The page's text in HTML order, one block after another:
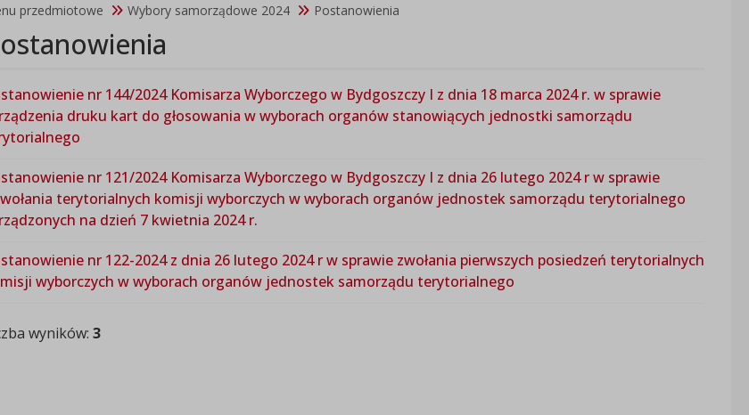
przedmiotowe Wybory samorządowe 2024 Postanowienia
nr 144/2024 Komisarza Wyborczego w Bydgoszczy I z dnia 18 marca 2024 r. w sprawie
druku kart do głosowania w wyborach organów stanowiących jednostki samorządu
nr 121/2024 Komisarza Wyborczego w Bydgoszczy I z dnia 26 lutego 2024 r w sprawie
terytorialnych komisji wyborczych w wyborach organów jednostek samorządu terytorialnego
na dzień 7 kwietnia 2024 r.
nr 122-2024 z dnia 26 lutego 2024 r w sprawie zwołania pierwszych posiedzeń terytorialnych
wyborczych w wyborach organów jednostek samorządu terytorialnego
wyników: 3